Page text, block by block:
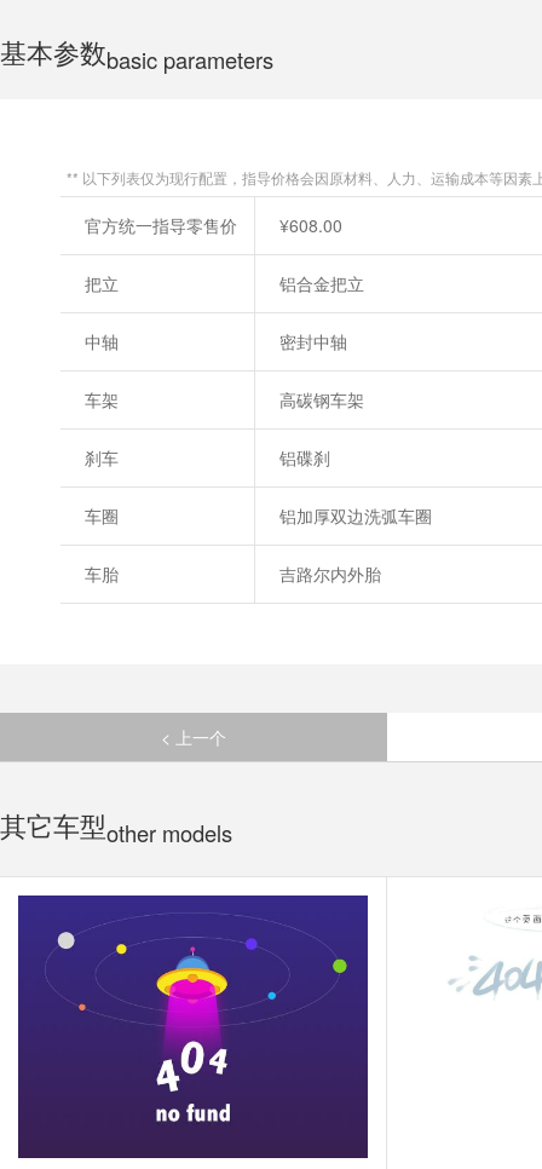
基本参数basic parameters
** 以下列表仅为现行配置，指导价格会因原材料、人力、运输成本等因素
官方统一指导零售价 ¥608.00
把立 铝合金把立
中轴 密封中轴
车架 高碳钢车架
刹车 铝碟刹
车圈 铝加厚双边洗弧车圈
车胎 吉路尔内外胎
< 上一个
其它车型other models